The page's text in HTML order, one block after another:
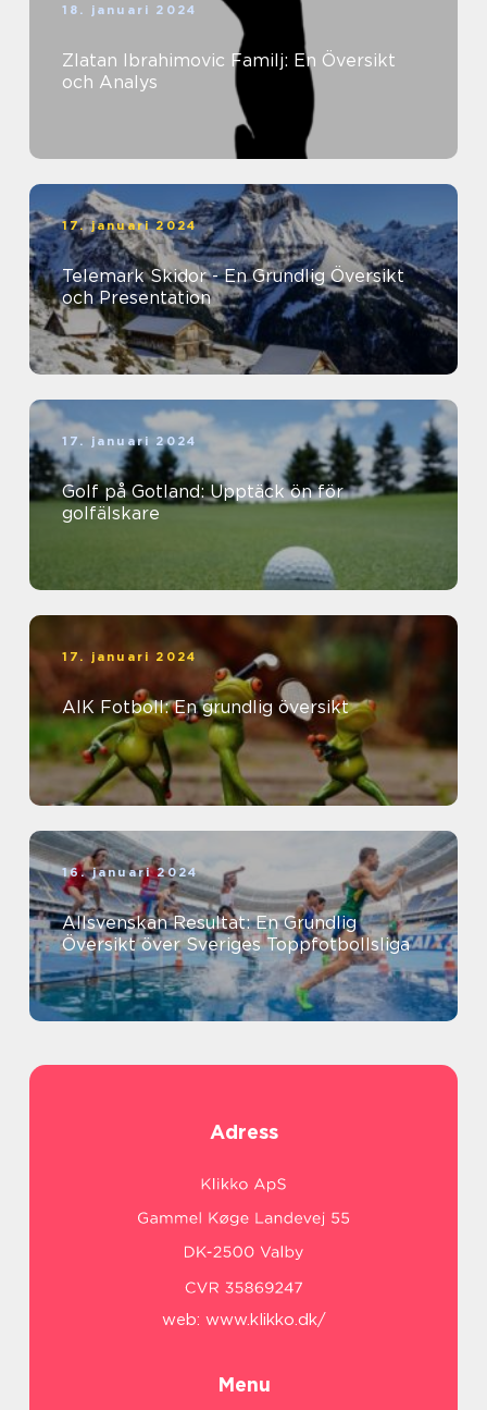
18. januari 2024
Zlatan Ibrahimovic Familj: En Översikt
och Analys
17. januari 2024
Telemark Skidor - En Grundlig Översikt
och Presentation
17. januari 2024
Golf på Gotland: Upptäck ön för
golfälskare
17. januari 2024
AIK Fotboll: En grundlig översikt
16. januari 2024
Allsvenskan Resultat: En Grundlig
Översikt över Sveriges Toppfotbollsliga
Adress
web: www.klikko.dk/
Menu